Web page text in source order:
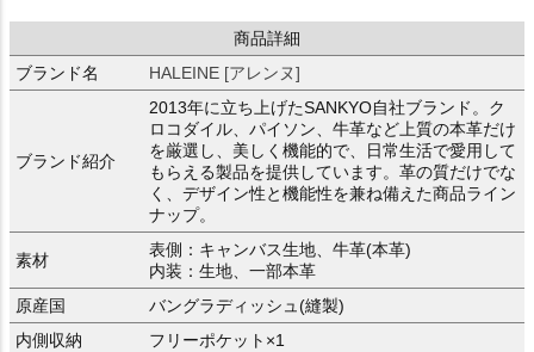
商品詳細
ブランド名
HALEINE [アレンヌ]
ブランド紹介
2013年に立ち上げたSANKYO自社ブランド。ク
ロコダイル、パイソン、牛革など上質の本革だけ
を厳選し、美しく機能的で、日常生活で愛用して
もらえる製品を提供しています。革の質だけでな
く、デザイン性と機能性を兼ね備えた商品ライン
ナップ。
素材
表側：キャンバス生地、牛革(本革)
内装：生地、一部本革
原産国
バングラディッシュ(縫製)
内側収納
フリーポケット×1